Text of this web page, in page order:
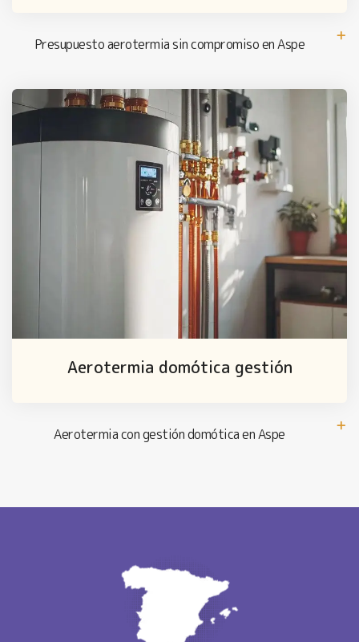
Presupuesto aerotermia sin compromiso en Aspe
Aerotermia domótica gestión
Aerotermia con gestión domótica en Aspe